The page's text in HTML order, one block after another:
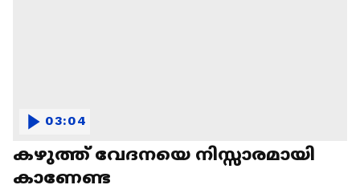
കഴുത്ത് വേദനയെ നിസ്സാരമായി
കാണേണ്ട
03:04